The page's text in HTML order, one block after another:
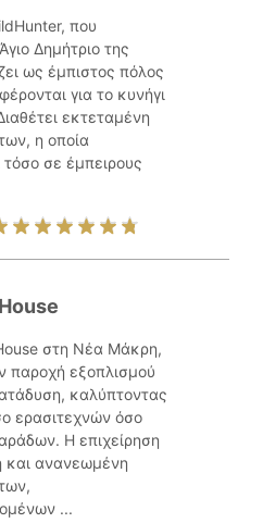
που
Δημήτριο της
ως έμπιστος πόλος
για το κυνήγι
εκτεταμένη
η οποία
τόσο σε έμπειρους
στη Νέα Μάκρη,
παροχή εξοπλισμού
καλύπτοντας
ερασιτεχνών όσο
Η επιχείρηση
και ανανεωμένη
...